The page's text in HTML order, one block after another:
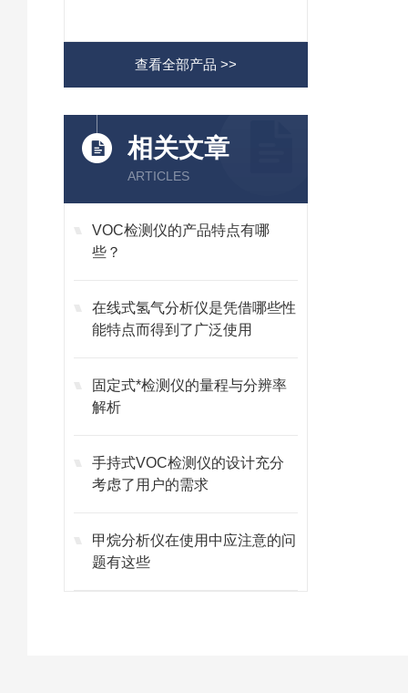
查看全部产品 >>
相关文章
ARTICLES
VOC检测仪的产品特点有哪
些？
在线式氢气分析仪是凭借哪些性
能特点而得到了广泛使用
固定式*检测仪的量程与分辨率
解析
手持式VOC检测仪的设计充分
考虑了用户的需求
甲烷分析仪在使用中应注意的问
题有这些